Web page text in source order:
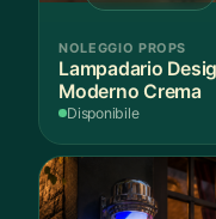
NOLEGGIO PROPS
Lampadario
Moderno Crema
Disponibile